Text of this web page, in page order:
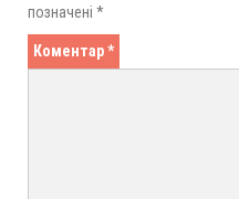
позначені *
Коментар*